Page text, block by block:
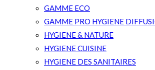
GAMME ECO
GAMME PRO HYGIENE
HYGIENE & NATURE
HYGIENE CUISINE
HYGIENE DES SANITAIRES